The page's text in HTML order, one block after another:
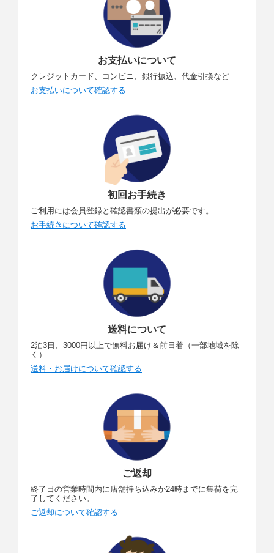
お支払いについて
クレジットカード、コンビニ、銀行振込、代金引換など
お支払いについて確認する
初回お手続き
ご利用には会員登録と確認書類の提出が必要です。
お手続きについて確認する
送料について
2泊3日、3000円以上で無料お届け＆前日着（一部地域を除
く）
送料・お届けについて確認する
ご返却
終了日の営業時間内に店舗持ち込みか24時までに集荷を完
了してください。
ご返却について確認する